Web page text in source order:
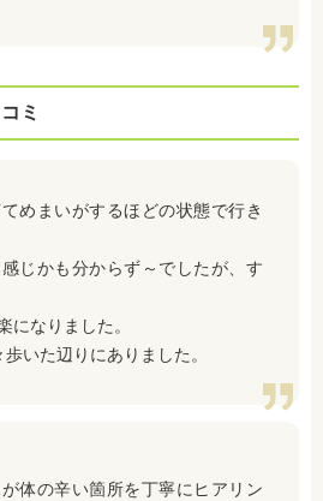
ミ
めまいがするほどの状態で行き
じかも分からず～でしたが、す
になりました。
いた辺りにありました。
体の辛い箇所を丁寧にヒアリン